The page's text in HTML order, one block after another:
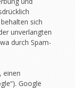
sich
unverlangten
durch Spam-
einen
Google